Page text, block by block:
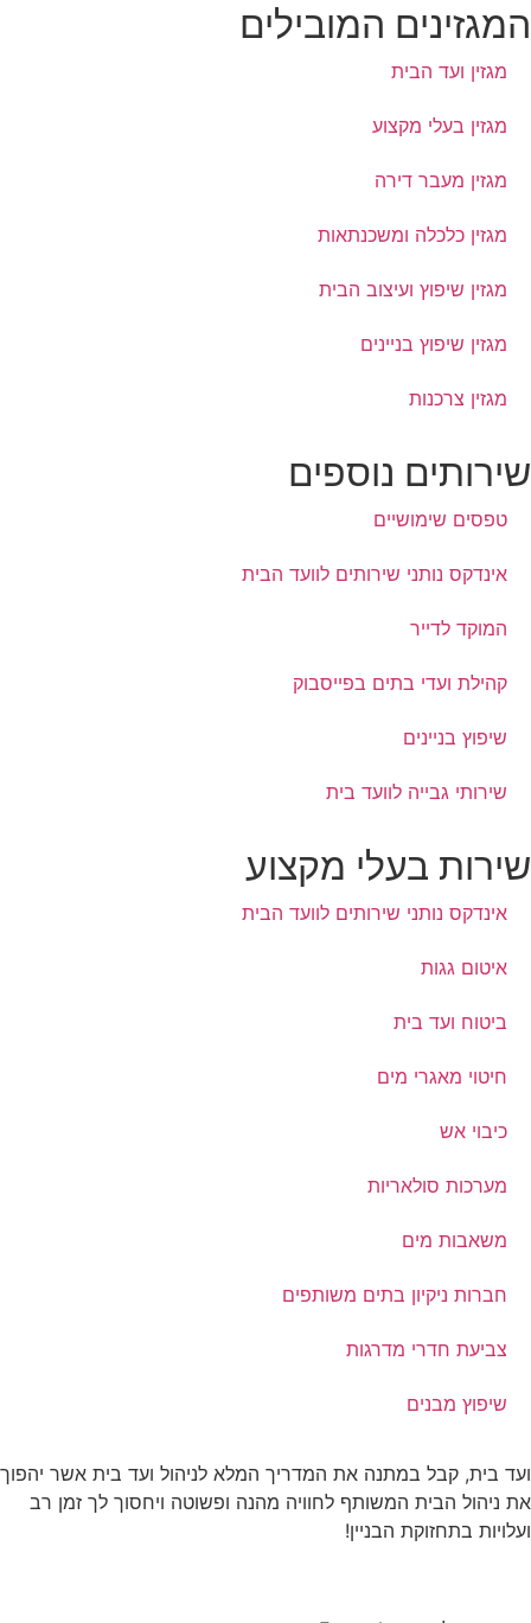
המובילים
מגזין ועד הבית
מגזין בעלי מקצוע
מגזין מעבר דירה
מגזין כלכלה ומשכנתאות
מגזין שיפוץ ועיצוב הבית
מגזין שיפוץ בניינים
מגזין צרכנות
נוספים
טפסים שימושיים
אינדקס נותני שירותים לוועד הבית
המוקד לדייר
קהילת ועדי בתים בפייסבוק
שיפוץ בניינים
שירותי גבייה לוועד בית
בעלי מקצוע
אינדקס נותני שירותים לוועד הבית
איטום גגות
ביטוח ועד בית
חיטוי מאגרי מים
כיבוי אש
מערכות סולאריות
משאבות מים
חברות ניקיון בתים משותפים
צביעת חדרי מדרגות
שיפוץ מבנים
בית, קבל במתנה את המדריך המלא לניהול ועד בית אשר יהפוך
ניהול הבית המשותף לחוויה מהנה ופשוטה ויחסוך לך זמן רב
בתחזוקת הבניין!